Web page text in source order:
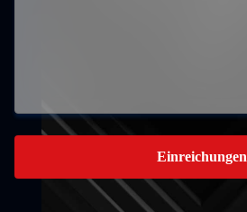
Einreichungen